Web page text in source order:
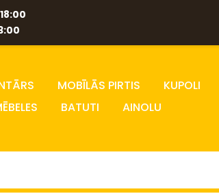
MOBĪLĀS PIRTIS
KUPOLI
BATUTI AINOLU